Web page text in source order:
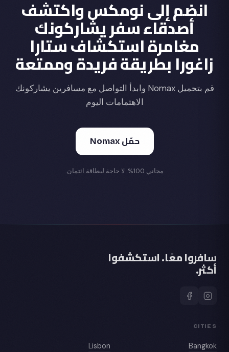
انضم إلى نومكس واكتشف
أصدقاء سفر يشاركونك
مغامرة استكشاف ستارا
زاغورا بطريقة فريدة وممتعة
قم بتحميل Nomax وابدأ التواصل مع مسافرين يشاركونك
الاهتمامات اليوم
حمّل Nomax
مجاني 100%. لا حاجة لبطاقة ائتمان.
سافروا معًا. استكشفوا
أكثر.
CITIES
Bangkok
Lisbon